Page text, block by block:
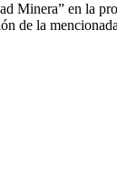
Minera” en la
de la